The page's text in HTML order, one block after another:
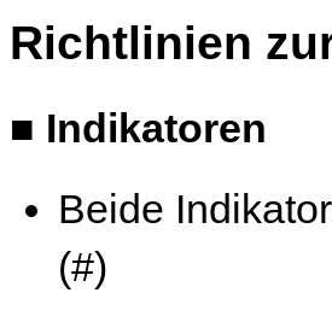
Richtlinien
■ Indikatoren
Beide
(#)